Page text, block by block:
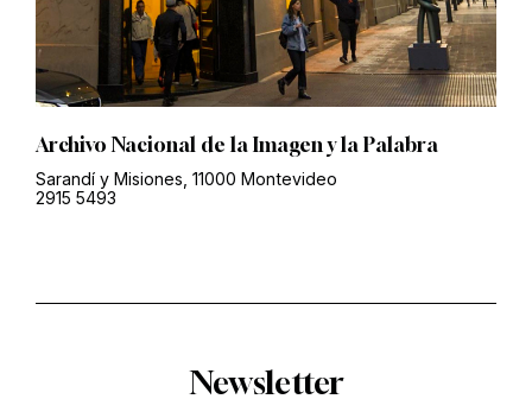
Archivo Nacional de la Imagen y la Palabra
Sarandí y Misiones, 11000 Montevideo
2915 5493
Newsletter